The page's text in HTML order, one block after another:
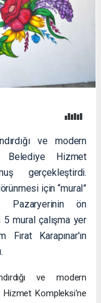
ve modern
Hizmet
gerçekleştirdi.
için “mural”
Pazaryerinin ön
mural çalışma yer
Karapınar'ın
ve modern
Kompleksi'ne